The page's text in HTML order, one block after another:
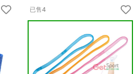
已售4